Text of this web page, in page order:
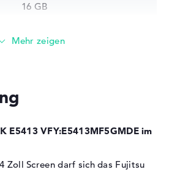
16 GB
2400 MHz
ohne Laufwerk
E5413 VFY:E5413MF5GMDE im
Zoll Screen darf sich das Fujitsu